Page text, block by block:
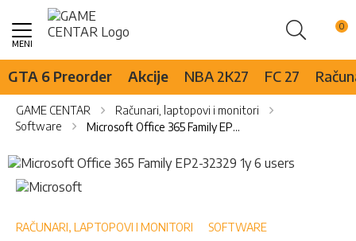
Pretraži
Skip
Content
GTA 6 Preorder Akcije NBA 2K27 FC 27
GAME CENTAR
Računari, laptopovi i monitori
Software
Microsoft Office 365 Family EP2-32329 1y 6 users
Skip
to
the
of
Skip
to
beginning
RAČUNARI, LAPTOPOVI I MONITORI SOFTWARE